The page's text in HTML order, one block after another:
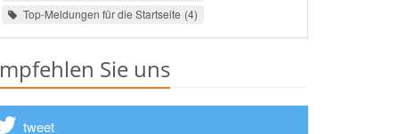
Top-Meldungen für die Startseite 4
Sie uns
tweet